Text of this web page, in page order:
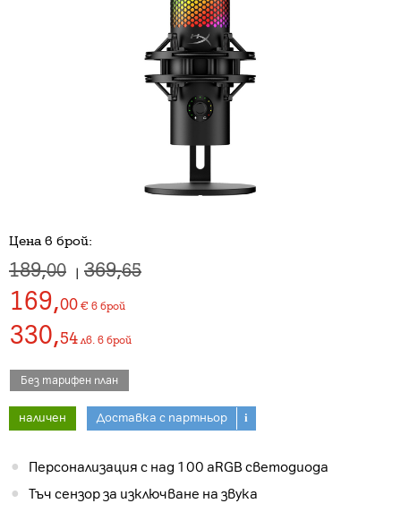
Цена в брой:
189,00 | 369,65
169,00 € в брой
330,54 лв. в брой
Без тарифен план
наличен Доставка с партньор i
Персонализация с над 100 aRGB светодиода
Тъч сензор за изключване на звука